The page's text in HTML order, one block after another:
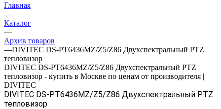
Главная
—
Каталог
—
Архив товаров
—DIVITEC DS-PT6436MZ/Z5/Z86 Двухспектральный PTZ
тепловизор
DIVITEC DS-PT6436MZ/Z5/Z86 Двухспектральный PTZ
тепловизор - купить в Москве по ценам от производителя |
DIVITEC
DIVITEC DS-PT6436MZ/Z5/Z86 Двухспектральный PTZ
тепловизор